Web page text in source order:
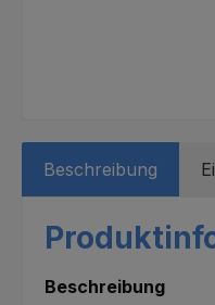
Beschreibung
Beschreibung